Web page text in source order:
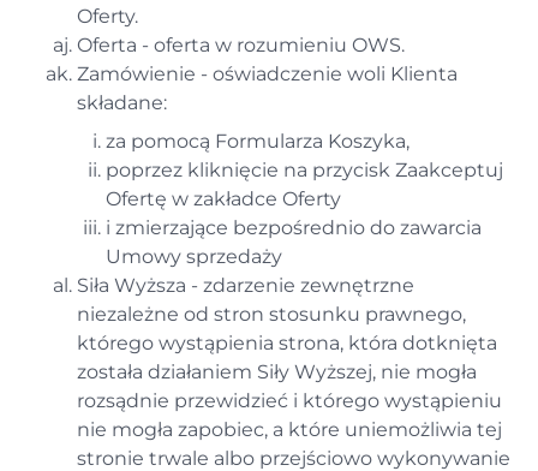
Oferty.
Oferta - oferta w rozumieniu OWS.
Zamówienie - oświadczenie woli Klienta
składane:
za pomocą Formularza Koszyka,
poprzez kliknięcie na przycisk Zaakceptuj
Ofertę w zakładce Oferty
i zmierzające bezpośrednio do zawarcia
Umowy sprzedaży
Siła Wyższa - zdarzenie zewnętrzne
niezależne od stron stosunku prawnego,
którego wystąpienia strona, która dotknięta
została działaniem Siły Wyższej, nie mogła
rozsądnie przewidzieć i którego wystąpieniu
nie mogła zapobiec, a które uniemożliwia tej
stronie trwale albo przejściowo wykonywanie